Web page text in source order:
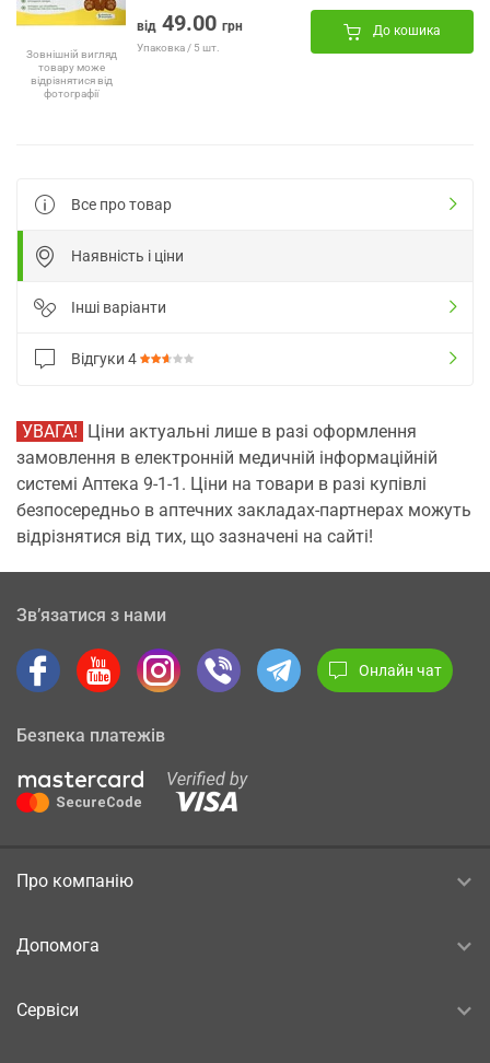
Зовнішній вигляд
товару може
відрізнятися від
фотографії
від 49.00 грн
Упаковка / 5 шт.
До кошика
Все про товар
Наявність і ціни
Інші варіанти
Відгуки 4
УВАГА! Ціни актуальні лише в разі оформлення
замовлення в електронній медичній інформаційній
системі Аптека 9-1-1. Ціни на товари в разі купівлі
безпосередньо в аптечних закладах-партнерах можуть
відрізнятися від тих, що зазначені на сайті!
Зв’язатися з нами
Онлайн чат
Безпека платежів
Про компанію
Допомога
Сервіси